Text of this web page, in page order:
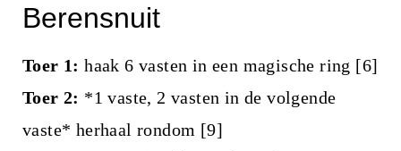
Berensnuit
Toer 1: haak 6 vasten in een magische ring [6]
Toer 2: *1 vaste, 2 vasten in de volgende
vaste* herhaal rondom [9]